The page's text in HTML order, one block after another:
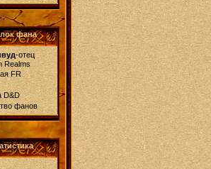
фана
-отец
Realms
FR
D&D
фанов